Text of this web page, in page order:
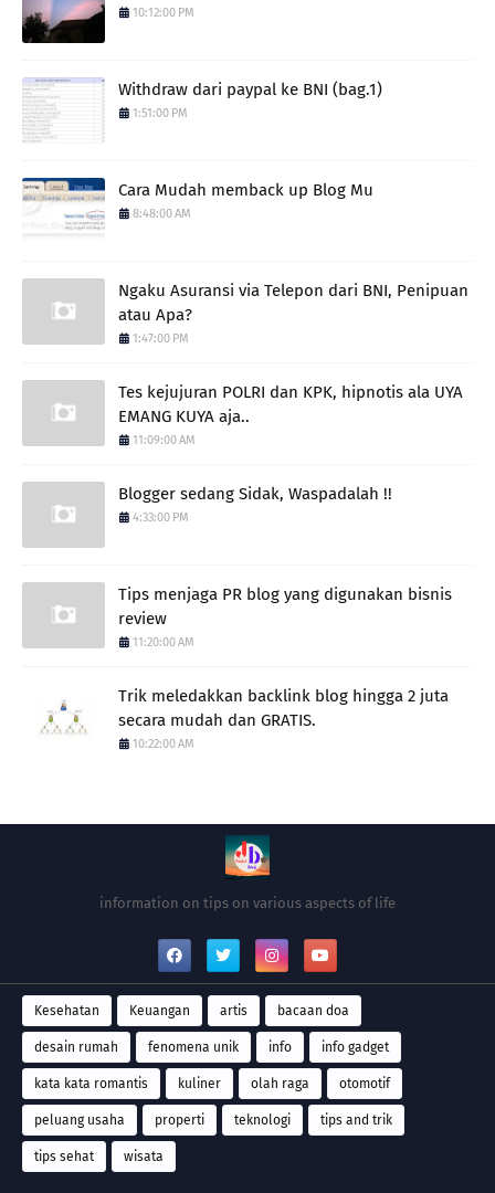
10:12:00 PM
Withdraw dari paypal ke BNI (bag.1)
1:51:00 PM
Cara Mudah memback up Blog Mu
8:48:00 AM
Ngaku Asuransi via Telepon dari BNI, Penipuan
atau Apa?
1:47:00 PM
Tes kejujuran POLRI dan KPK, hipnotis ala UYA
EMANG KUYA aja..
11:09:00 AM
Blogger sedang Sidak, Waspadalah !!
4:33:00 PM
Tips menjaga PR blog yang digunakan bisnis
review
11:20:00 AM
Trik meledakkan backlink blog hingga 2 juta
secara mudah dan GRATIS.
10:22:00 AM
information on tips on various aspects of life
Kesehatan Keuangan artis bacaan doa
desain rumah fenomena unik info info gadget
kata kata romantis kuliner olah raga otomotif
peluang usaha properti teknologi tips and trik
tips sehat wisata